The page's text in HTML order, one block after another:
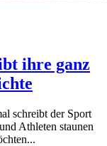
ihre ganz
schreibt der Sport
Athleten staunen